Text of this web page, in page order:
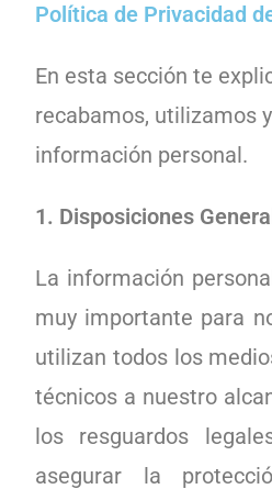
Política de Privacidad
En esta sección te
recabamos, utilizamos
información personal.
1. Disposiciones
La información
muy importante para
utilizan todos los
técnicos a nuestro
los resguardos
asegurar la